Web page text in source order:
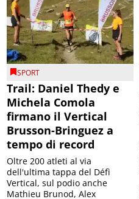
SPORT
Trail: Daniel Thedy e
Michela Comola
firmano il Vertical
Brusson-Bringuez a
tempo di record
Oltre 200 atleti al via
dell'ultima tappa del Défì
Vertical, sul podio anche
Mathieu Brunod, Alex